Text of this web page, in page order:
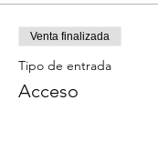
Venta finalizada
Tipo de entrada
Acceso